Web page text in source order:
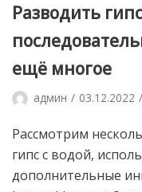
Разводить
ещё многое
админ 03.12.2022
Рассмотрим
гипс с водой,
дополнительные